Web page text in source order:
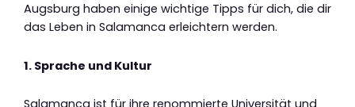
Augsburg haben einige wichtige Tipps für dich, die dir
das Leben in Salamanca erleichtern werden.
1. Sprache und Kultur